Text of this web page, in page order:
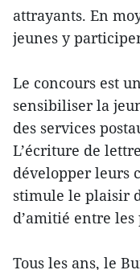
attrayants. En
jeunes y
Le concours est
sensibiliser la
des services
L’écriture de
développer leurs
stimule le plaisir
d’amitié entre les
Tous les ans, le